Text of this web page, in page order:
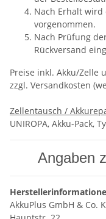
Nach Erhalt
vorgenommen.
Nach Prüfung
Rückversand
Preise inkl. Akku/Zelle
zzgl. Versandkosten
Zellentausch /
UNIROPA, Akku-Pack,
Angaben
AkkuPlus GmbH & Co.